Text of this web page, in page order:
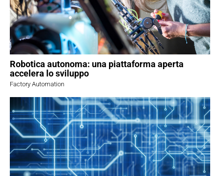
Robotica autonoma: una piattaforma aperta
accelera lo sviluppo
Factory Automation